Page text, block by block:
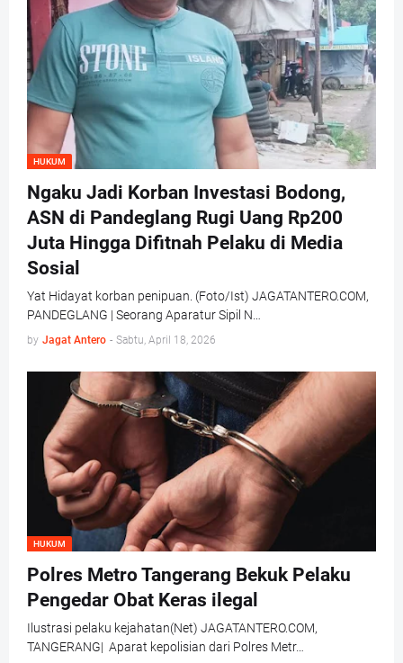
HUKUM
Ngaku Jadi Korban Investasi Bodong,
ASN di Pandeglang Rugi Uang Rp200
Juta Hingga Difitnah Pelaku di Media
Sosial
Yat Hidayat korban penipuan. (Foto/Ist) JAGATANTERO.COM,
PANDEGLANG | Seorang Aparatur Sipil N…
by Jagat Antero - Sabtu, April 18, 2026
HUKUM
Polres Metro Tangerang Bekuk Pelaku
Pengedar Obat Keras ilegal
Ilustrasi pelaku kejahatan(Net) JAGATANTERO.COM,
TANGERANG| Aparat kepolisian dari Polres Metr…